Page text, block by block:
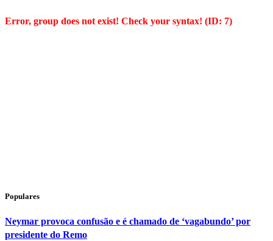
Error, group does not exist! Check your syntax! (ID: 7)
Populares
Neymar provoca confusão e é chamado de ‘vagabundo’ por
presidente do Remo